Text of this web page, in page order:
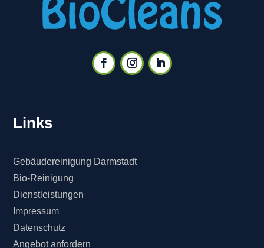
Links
Gebäudereinigung Darmstadt
Bio-Reinigung
Dienstleistungen
Impressum
Datenschutz
Angebot anfordern